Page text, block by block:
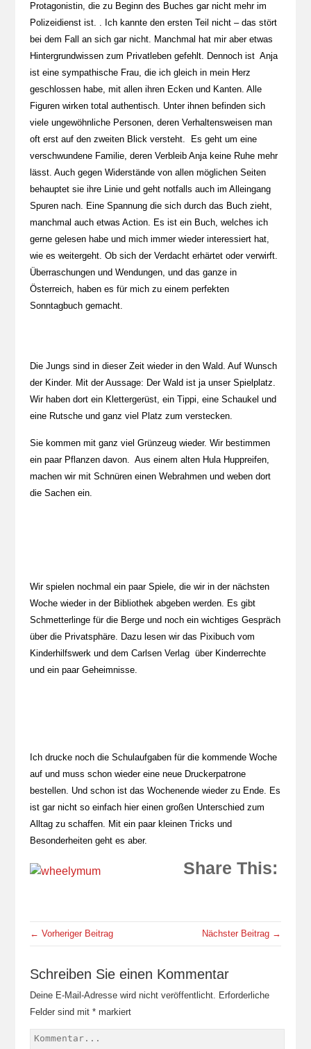
Protagonistin, die zu Beginn des Buches gar nicht mehr im
Polizeidienst ist. . Ich kannte den ersten Teil nicht – das stört
bei dem Fall an sich gar nicht. Manchmal hat mir aber etwas
Hintergrundwissen zum Privatleben gefehlt. Dennoch ist Anja
ist eine sympathische Frau, die ich gleich in mein Herz
geschlossen habe, mit allen ihren Ecken und Kanten. Alle
Figuren wirken total authentisch. Unter ihnen befinden sich
viele ungewöhnliche Personen, deren Verhaltensweisen man
oft erst auf den zweiten Blick versteht. Es geht um eine
verschwundene Familie, deren Verbleib Anja keine Ruhe mehr
lässt. Auch gegen Widerstände von allen möglichen Seiten
behauptet sie ihre Linie und geht notfalls auch im Alleingang
Spuren nach. Eine Spannung die sich durch das Buch zieht,
manchmal auch etwas Action. Es ist ein Buch, welches ich
gerne gelesen habe und mich immer wieder interessiert hat,
wie es weitergeht. Ob sich der Verdacht erhärtet oder verwirft.
Überraschungen und Wendungen, und das ganze in
Österreich, haben es für mich zu einem perfekten
Sonntagbuch gemacht.
Die Jungs sind in dieser Zeit wieder in den Wald. Auf Wunsch
der Kinder. Mit der Aussage: Der Wald ist ja unser Spielplatz.
Wir haben dort ein Klettergerüst, ein Tippi, eine Schaukel und
eine Rutsche und ganz viel Platz zum verstecken.
Sie kommen mit ganz viel Grünzeug wieder. Wir bestimmen
ein paar Pflanzen davon. Aus einem alten Hula Huppreifen,
machen wir mit Schnüren einen Webrahmen und weben dort
die Sachen ein.
Wir spielen nochmal ein paar Spiele, die wir in der nächsten
Woche wieder in der Bibliothek abgeben werden. Es gibt
Schmetterlinge für die Berge und noch ein wichtiges Gespräch
über die Privatsphäre. Dazu lesen wir das Pixibuch vom
Kinderhilfswerk und dem Carlsen Verlag über Kinderrechte
und ein paar Geheimnisse.
Ich drucke noch die Schulaufgaben für die kommende Woche
auf und muss schon wieder eine neue Druckerpatrone
bestellen. Und schon ist das Wochenende wieder zu Ende. Es
ist gar nicht so einfach hier einen großen Unterschied zum
Alltag zu schaffen. Mit ein paar kleinen Tricks und
Besonderheiten geht es aber.
Share This:
← Vorheriger Beitrag Nächster Beitrag →
Schreiben Sie einen Kommentar
Deine E-Mail-Adresse wird nicht veröffentlicht. Erforderliche
Felder sind mit *markiert